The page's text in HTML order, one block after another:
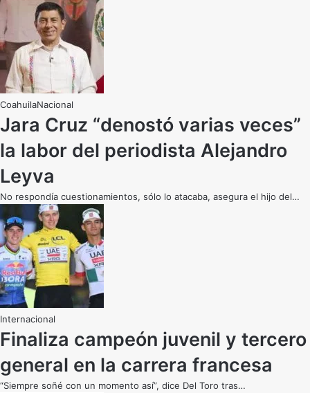
CoahuilaNacional
Jara Cruz “denostó varias veces”
la labor del periodista Alejandro
Leyva
No respondía cuestionamientos, sólo lo atacaba, asegura el hijo del…
Internacional
Finaliza campeón juvenil y tercero
general en la carrera francesa
“Siempre soñé con un momento así”, dice Del Toro tras…